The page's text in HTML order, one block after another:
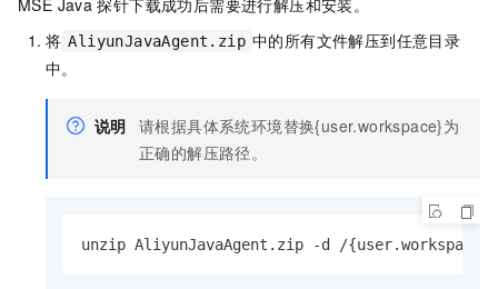
MSE Java 探针下载成功后需要进行解压和安装。
将 AliyunJavaAgent.zip 中的所有文件解压到任意目录
中。
说明 请根据具体系统环境替换{user.workspace}为
正确的解压路径。
unzip AliyunJavaAgent.zip -d /